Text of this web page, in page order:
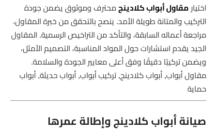
اختيارمقاول أبواب كلادينجمحترف وموثوق يضمن جودة
التركيب والمتانة طويلة الأمد. ينصح بالتحقق من خبرة المقاول،
مراجعة أعماله السابقة، والتأكد من التراخيص الرسمية. المقاول
الجيد يقدم استشارات حول المواد المناسبة، التصميم الأمثل،
ويضمن تركيبًا دقيقًا وفق أعلى معايير الجودة والسلامة.
مقاول أبواب, أبواب كلادينج, تركيب أبواب, أبواب حديثة, أبواب
حماية
صيانة أبواب كلادينج وإطالة عمرها